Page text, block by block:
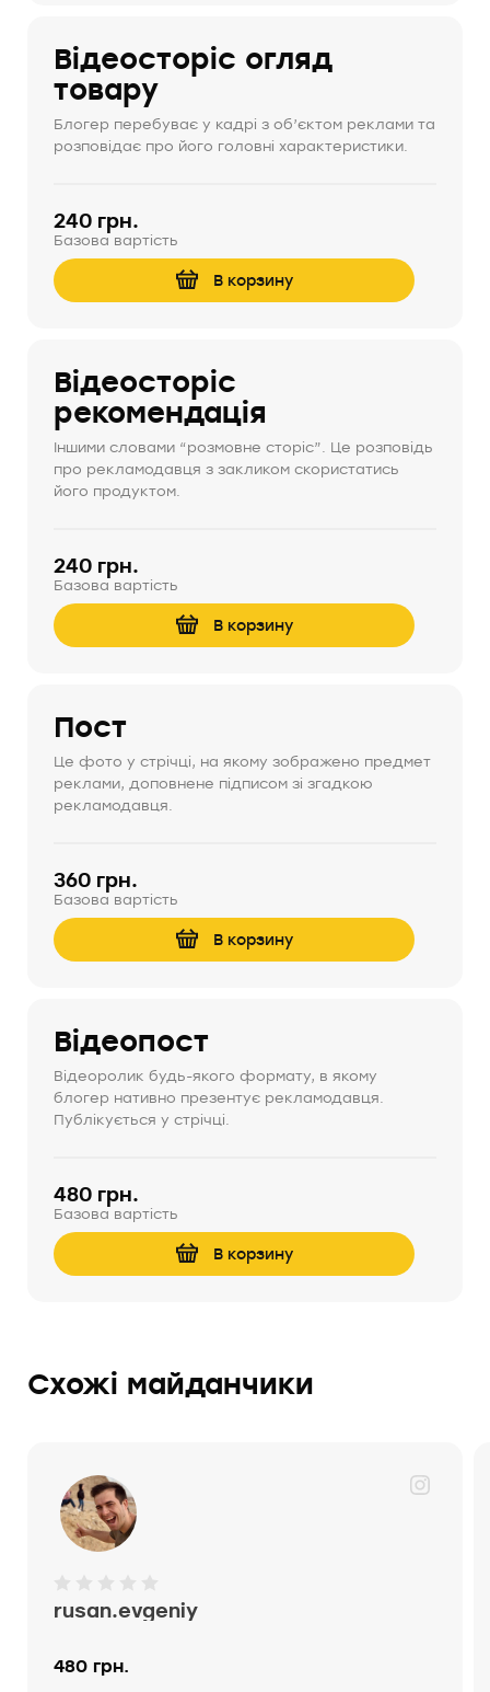
Відеосторіс огляд
товару
Блогер перебуває у кадрі з об’єктом реклами та
розповідає про його головні характеристики.
240 грн.
Базова вартість
В корзину
Відеосторіс
рекомендація
Іншими словами “розмовне сторіс”. Це розповідь
про рекламодавця з закликом скористатись
його продуктом.
240 грн.
Базова вартість
В корзину
Пост
Це фото у стрічці, на якому зображено предмет
реклами, доповнене підписом зі згадкою
рекламодавця.
360 грн.
Базова вартість
В корзину
Відеопост
Відеоролик будь-якого формату, в якому
блогер нативно презентує рекламодавця.
Публікується у стрічці.
480 грн.
Базова вартість
В корзину
Cхожі майданчики
rusan.evgeniy
480 грн.